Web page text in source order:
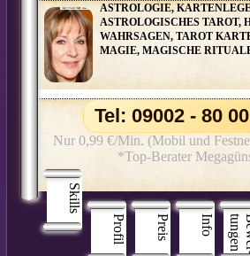
ASTROLOGIE,
ASTROLOGISCHES TAROT,
WAHRSAGEN, TAROT
MAGIE, MAGISCHE
Skills
Profil
Preis Info n
Tel: 09002 - 80
Nur 0,99 €/Min. (Mobil und
*Top-Berater